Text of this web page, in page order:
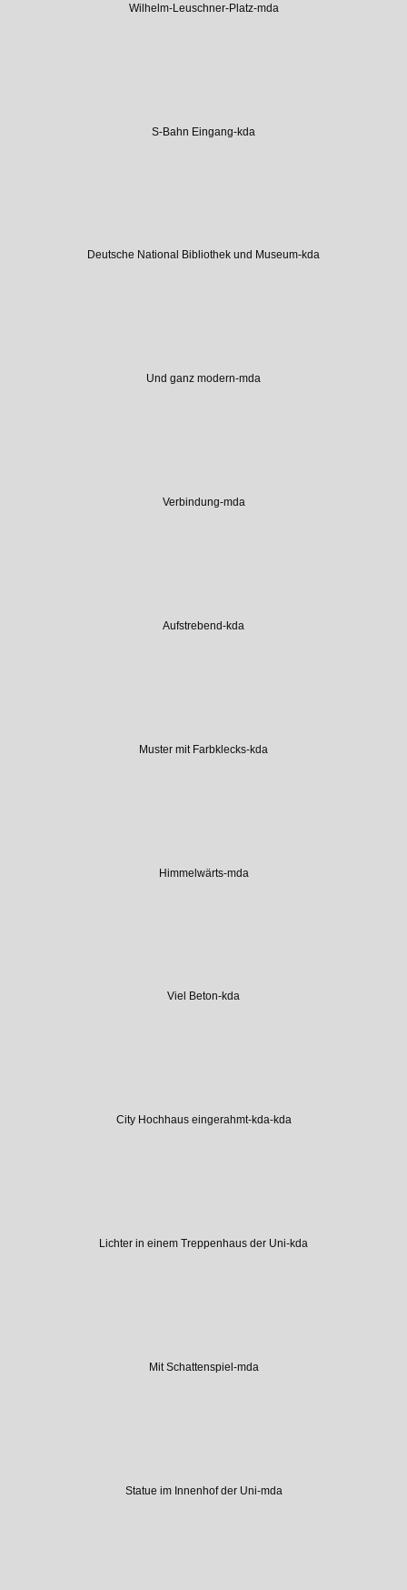
Wilhelm-Leuschner-Platz-mda
S-Bahn Eingang-kda
Deutsche National Bibliothek und Museum-kda
Und ganz modern-mda
Verbindung-mda
Aufstrebend-kda
Muster mit Farbklecks-kda
Himmelwärts-mda
Viel Beton-kda
City Hochhaus eingerahmt-kda-kda
Lichter in einem Treppenhaus der Uni-kda
Mit Schattenspiel-mda
Statue im Innenhof der Uni-mda